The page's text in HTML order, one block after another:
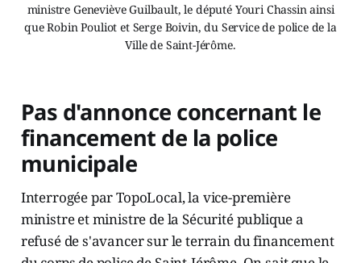
ministre Geneviève Guilbault, le député Youri Chassin ainsi
que Robin Pouliot et Serge Boivin, du Service de police de la
Ville de Saint-Jérôme.
Pas d'annonce concernant le
financement de la police
municipale
Interrogée par TopoLocal, la vice-première
ministre et ministre de la Sécurité publique a
refusé de s'avancer sur le terrain du financement